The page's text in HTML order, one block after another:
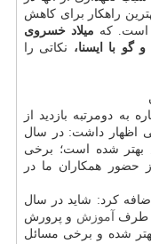
راهكار برای كاهش
است. كه میلاد خسروی
با ایسنا، نكاتی را
به دومرتبه بازدید از
اظهار داشت: در سال
شده است؛ برخی
حضور همكاران ما در
كرد: شاید در سال
طرف
آموزش و پرورش
شده و برخی مسائل